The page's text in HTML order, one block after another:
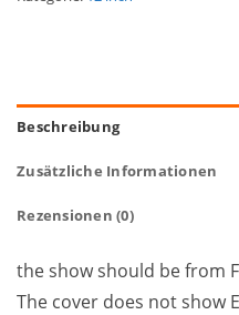
Beschreibung
Zusätzliche Informationen
Rezensionen (0)
the show should be from
The cover does not show